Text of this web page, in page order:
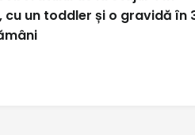
cu un toddler și o gravidă în